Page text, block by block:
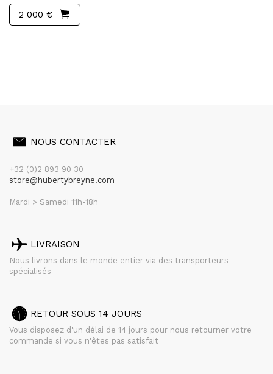
2 000 €
NOUS CONTACTER
+32 (0)2 893 90 30
store@hubertybreyne.com
Mardi > Samedi 11h-18h
LIVRAISON
Nous livrons dans le monde entier via des transporteurs
spécialisés
RETOUR SOUS 14 JOURS
Vous disposez d'un délai de 14 jours pour nous retourner votre
commande si vous n'êtes pas satisfait